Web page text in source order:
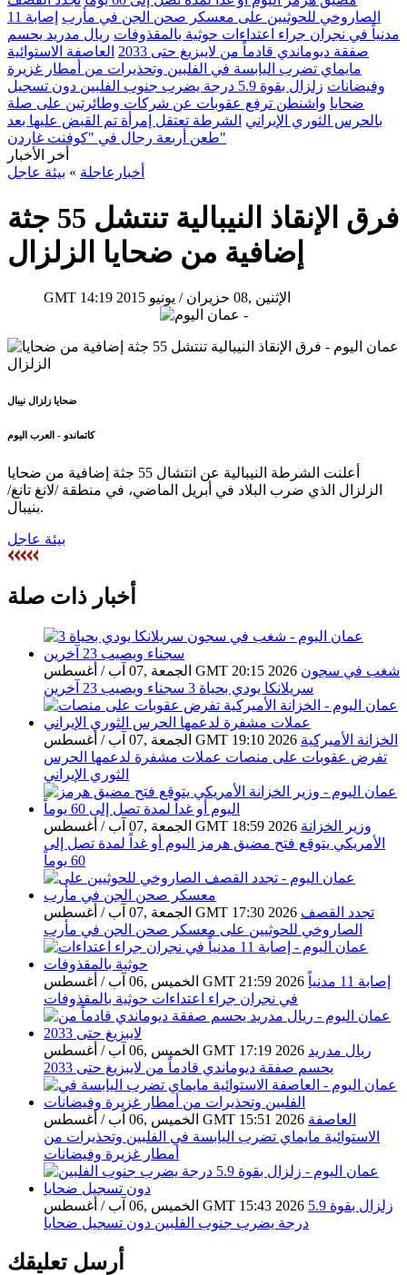
الصاروخي للحوثيين على معسكر صحن الجن في مأرب
إصابة 11
مدنياً في نجران جراء اعتداءات حوثية بالمقذوفات ريال مدريد يحسم
صفقة ديوماندي قادماً من لايبزيغ حتى 2033
العاصفة الاستوائية
مايماي تضرب اليابسة في الفلبين وتحذيرات من أمطار غزيرة
وفيضانات
زلزال بقوة 5.9 درجة يضرب جنوب الفلبين دون تسجيل
ضحايا واشنطن ترفع عقوبات عن شركات وطائرتين على صلة
بالحرس الثوري الإيراني الشرطة تعتقل إمرأة تم القبض عليها بعد
طعن أربعة رجال في "كوفنت غاردن"
أخر الأخبار
أخبارعاجلة » بيئة عاجل
فرق الإنقاذ النيبالية تنتشل 55 جثة
إضافية من ضحايا الزلزال
GMT 14:19 2015 الإثنين ,08 حزيران / يونيو
ضحايا زلزال نيبال
كاتماندو - العرب اليوم
أعلنت الشرطة النيبالية عن انتشال 55 جثة إضافية من ضحايا
الزلزال الذي ضرب البلاد في أبريل الماضي، في منطقة /لانغ تانغ/
بنيبال.
بيئة عاجل
أخبار ذات صلة
الجمعة ,07 آب / أغسطس GMT 20:15 2026 شغب في سجون
سريلانكا يودي بحياة 3 سجناء ويصيب 23 آخرين
الجمعة ,07 آب / أغسطس GMT 19:10 2026 الخزانة الأميركية
تفرض عقوبات على منصات عملات مشفرة لدعمها الحرس
الثوري الإيراني
الجمعة ,07 آب / أغسطس GMT 18:59 2026 وزير الخزانة
الأمريكي يتوقع فتح مضيق هرمز اليوم أو غداً لمدة تصل إلى
60 يوماً
الجمعة ,07 آب / أغسطس GMT 17:30 2026 تجدد القصف
الصاروخي للحوثيين على معسكر صحن الجن في مأرب
الخميس ,06 آب / أغسطس GMT 21:59 2026 إصابة 11 مدنياً
في نجران جراء اعتداءات حوثية بالمقذوفات
الخميس ,06 آب / أغسطس GMT 17:19 2026 ريال مدريد
يحسم صفقة ديوماندي قادماً من لايبزيغ حتى 2033
الخميس ,06 آب / أغسطس GMT 15:51 2026 العاصفة
الاستوائية مايماي تضرب اليابسة في الفلبين وتحذيرات من
أمطار غزيرة وفيضانات
الخميس ,06 آب / أغسطس GMT 15:43 2026 زلزال بقوة 5.9
درجة يضرب جنوب الفلبين دون تسجيل ضحايا
أرسل تعليقك